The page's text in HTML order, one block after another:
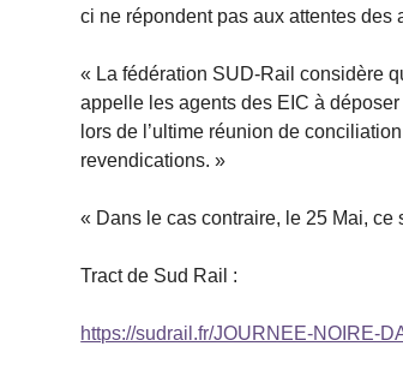
ci ne répondent pas aux attentes
« La fédération SUD-Rail considère
appelle les agents des EIC à
lors de l’ultime réunion de
revendications. »
« Dans le cas contraire, le 25 Mai,
Tract de Sud Rail :
https://sudrail.fr/JOURNEE-NOIRE-